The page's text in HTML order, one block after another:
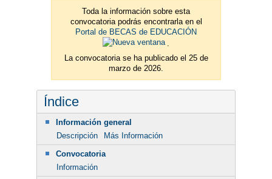
Toda la información sobre esta
convocatoria podrás encontrarla en el
Portal de BECAS de EDUCACIÓN
.
La convocatoria se ha publicado el 25 de
marzo de 2026.
Índice
Información general
Descripción
Más Información
Convocatoria
Información